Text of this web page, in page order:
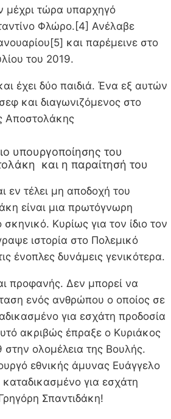
μέχρι τώρα υπαρχηγό
Φλώρο.[4] Ανέλαβε
και παρέμεινε στο
του 2019.
έχει δύο παιδιά. Ένα εξ αυτών
και διαγωνιζόμενος στο
Αποστολάκης
υπουργοποίησης του
και η παραίτησή του
εν τέλει μη αποδοχή του
είναι μια πρωτόγνωρη
σκηνικό. Κυρίως για τον ίδιο τον
ιστορία στο Πολεμικό
ένοπλες δυνάμεις γενικότερα.
προφανής. Δεν μπορεί να
ενός ανθρώπου ο οποίος σε
για εσχάτη προδοσία
ακριβώς έπραξε ο Κυριάκος
ολομέλεια της Βουλής.
εθνικής άμυνας Ευάγγελο
για εσχάτη
Σπαντιδάκη!